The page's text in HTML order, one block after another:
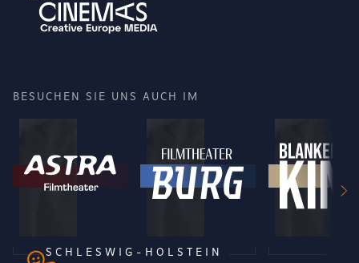
BESUCHEN SIE UNS AUCH IM
SCHLESWIG-HOLSTEIN